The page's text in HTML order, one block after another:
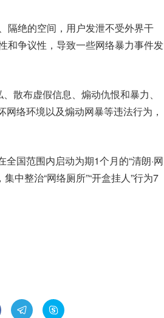
隔绝的空间，用户发泄不受外界干
和争议性，导致一些网络暴力事件发
散布虚假信息、煽动仇恨和暴力、
络环境以及煽动网暴等违法行为，
国范围内启动为期1个月的“清朗·网
中整治“网络厕所”“开盒挂人”行为7
 